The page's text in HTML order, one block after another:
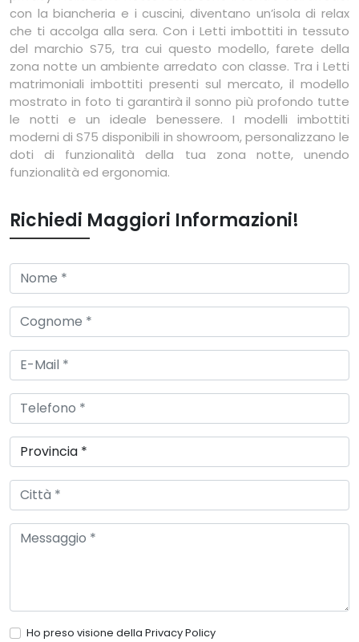
con la biancheria e i cuscini, diventano un’isola di relax
che ti accolga alla sera. Con i Letti imbottiti in tessuto
del marchio S75, tra cui questo modello, farete della
zona notte un ambiente arredato con classe. Tra i Letti
matrimoniali imbottiti presenti sul mercato, il modello
mostrato in foto ti garantirà il sonno più profondo tutte
le notti e un ideale benessere. I modelli imbottiti
moderni di S75 disponibili in showroom, personalizzano le
doti di funzionalità della tua zona notte, unendo
funzionalità ed ergonomia.
Richiedi Maggiori Informazioni!
Ho preso visione della Privacy Policy